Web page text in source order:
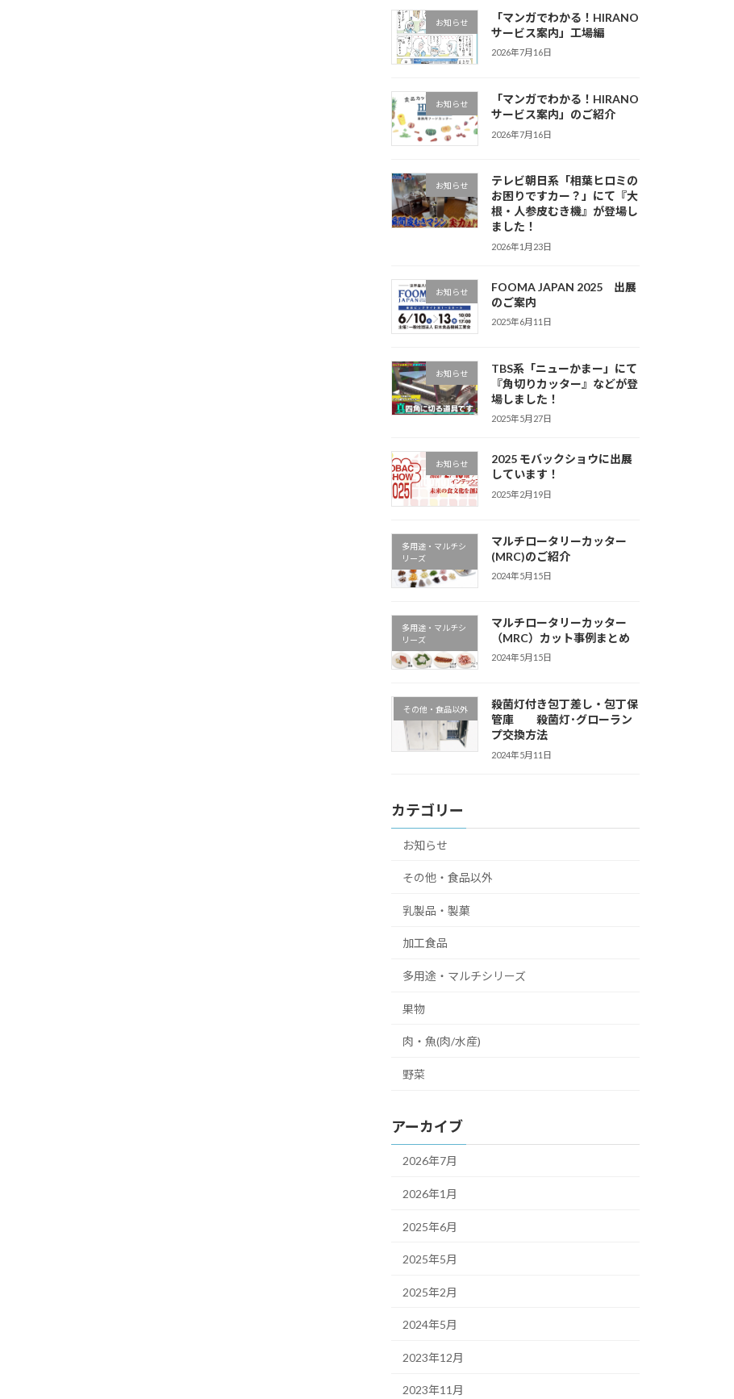
お知らせ
「マンガでわかる！HIRANO
サービス案内」工場編
2026年7月16日
お知らせ
「マンガでわかる！HIRANO
サービス案内」のご紹介
2026年7月16日
お知らせ
テレビ朝日系「相葉ヒロミの
お困りですカー？」にて『大
根・人参皮むき機』が登場し
ました！
2026年1月23日
お知らせ
FOOMA JAPAN 2025 出展
のご案内
2025年6月11日
お知らせ
TBS系「ニューかまー」にて
『角切りカッター』などが登
場しました！
2025年5月27日
お知らせ
2025 モバックショウに出展
しています！
2025年2月19日
多用途・マルチシ
リーズ
マルチロータリーカッター
(MRC)のご紹介
2024年5月15日
多用途・マルチシ
リーズ
マルチロータリーカッター
（MRC）カット事例まとめ
2024年5月15日
その他・食品以外
殺菌灯付き包丁差し・包丁保
管庫 殺菌灯･グローラン
プ交換方法
2024年5月11日
カテゴリー
お知らせ
その他・食品以外
乳製品・製菓
加工食品
多用途・マルチシリーズ
果物
肉・魚(肉/水産)
野菜
アーカイブ
2026年7月
2026年1月
2025年6月
2025年5月
2025年2月
2024年5月
2023年12月
2023年11月